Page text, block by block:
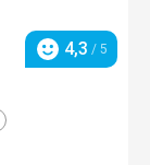
Hodnotenie
4,3 / 5